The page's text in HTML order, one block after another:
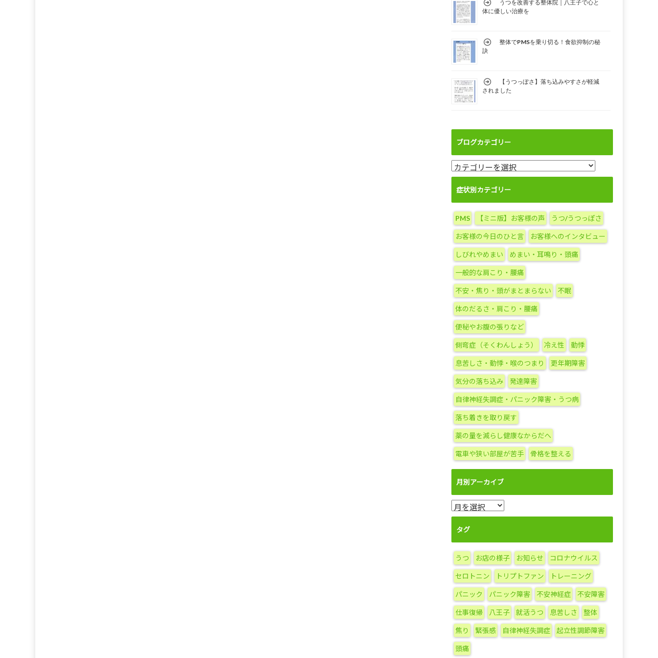
うつを改善する整体院｜八王子で心と
体に優しい治療を
整体でPMSを乗り切る！食欲抑制の秘
訣
【うつっぽさ】落ち込みやすさが軽減
されました
ブログカテゴリー
ブ
ロ
グ
カ
テ
ゴ
リ
ー
症状別カテゴリー
PMS 【ミニ版】お客様の声 うつ/うつっぽさ
お客様の今日のひと言 お客様へのインタビュー
しびれやめまい めまい・耳鳴り・頭痛
一般的な肩こり・腰痛
不安・焦り・頭がまとまらない 不眠
体のだるさ・肩こり・腰痛
便秘やお腹の張りなど
側弯症（そくわんしょう） 冷え性 動悸
息苦しさ・動悸・喉のつまり 更年期障害
気分の落ち込み 発達障害
自律神経失調症・パニック障害・うつ病
落ち着きを取り戻す
薬の量を減らし健康なからだへ
電車や狭い部屋が苦手 骨格を整える
月別アーカイブ
月
別
ア
ー
カ
イ
ブ
タグ
うつ お店の様子 お知らせ コロナウイルス
セロトニン トリプトファン トレーニング
パニック パニック障害 不安神経症 不安障害
仕事復帰 八王子 就活うつ 息苦しさ 整体
焦り 緊張感 自律神経失調症 起立性調節障害
頭痛